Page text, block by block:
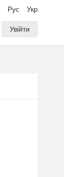
Рус Укр
Увійти